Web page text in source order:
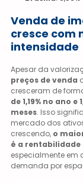
Venda de
cresce com
intensidade
Apesar da
preços de venda
cresceram de
de 1,19% no ano e
meses. Isso
mercado dos
crescendo, o
é a rentabilidade
especialmente
demanda por